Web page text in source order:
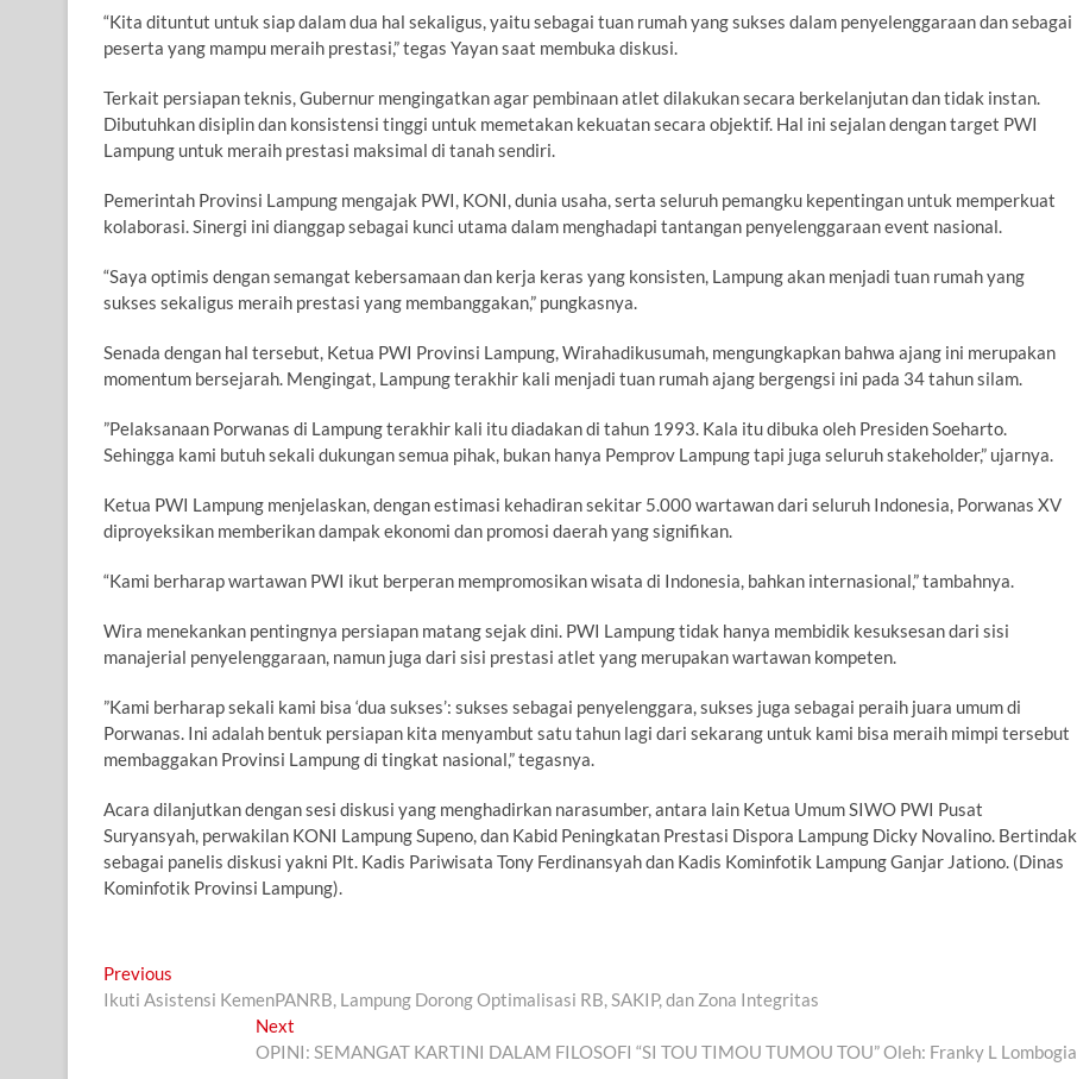
​“Kita dituntut untuk siap dalam dua hal sekaligus, yaitu sebagai tuan rumah yang sukses dalam penyelenggaraan dan sebagai
peserta yang mampu meraih prestasi,” tegas Yayan saat membuka diskusi.
Terkait persiapan teknis, Gubernur mengingatkan agar pembinaan atlet dilakukan secara berkelanjutan dan tidak instan.
Dibutuhkan disiplin dan konsistensi tinggi untuk memetakan kekuatan secara objektif. Hal ini sejalan dengan target PWI
Lampung untuk meraih prestasi maksimal di tanah sendiri.
Pemerintah Provinsi Lampung mengajak PWI, KONI, dunia usaha, serta seluruh pemangku kepentingan untuk memperkuat
kolaborasi. Sinergi ini dianggap sebagai kunci utama dalam menghadapi tantangan penyelenggaraan event nasional.
​“Saya optimis dengan semangat kebersamaan dan kerja keras yang konsisten, Lampung akan menjadi tuan rumah yang
sukses sekaligus meraih prestasi yang membanggakan,” pungkasnya.
​Senada dengan hal tersebut, Ketua PWI Provinsi Lampung, Wirahadikusumah, mengungkapkan bahwa ajang ini merupakan
momentum bersejarah. Mengingat, Lampung terakhir kali menjadi tuan rumah ajang bergengsi ini pada 34 tahun silam.
​”Pelaksanaan Porwanas di Lampung terakhir kali itu diadakan di tahun 1993. Kala itu dibuka oleh Presiden Soeharto.
Sehingga kami butuh sekali dukungan semua pihak, bukan hanya Pemprov Lampung tapi juga seluruh stakeholder,” ujarnya.
​Ketua PWI Lampung menjelaskan, dengan estimasi kehadiran sekitar 5.000 wartawan dari seluruh Indonesia, Porwanas XV
diproyeksikan memberikan dampak ekonomi dan promosi daerah yang signifikan.
“Kami berharap wartawan PWI ikut berperan mempromosikan wisata di Indonesia, bahkan internasional,” tambahnya.
Wira menekankan pentingnya persiapan matang sejak dini. PWI Lampung tidak hanya membidik kesuksesan dari sisi
manajerial penyelenggaraan, namun juga dari sisi prestasi atlet yang merupakan wartawan kompeten.
​”Kami berharap sekali kami bisa ‘dua sukses’: sukses sebagai penyelenggara, sukses juga sebagai peraih juara umum di
Porwanas. Ini adalah bentuk persiapan kita menyambut satu tahun lagi dari sekarang untuk kami bisa meraih mimpi tersebut
membaggakan Provinsi Lampung di tingkat nasional,” tegasnya.
​Acara dilanjutkan dengan sesi diskusi yang menghadirkan narasumber, antara lain Ketua Umum SIWO PWI Pusat
Suryansyah, perwakilan KONI Lampung Supeno, dan Kabid Peningkatan Prestasi Dispora Lampung Dicky Novalino. Bertindak
sebagai panelis diskusi yakni Plt. Kadis Pariwisata Tony Ferdinansyah dan Kadis Kominfotik Lampung Ganjar Jationo. (Dinas
Kominfotik Provinsi Lampung).
Navigasi
pos
Previous
post:
Ikuti Asistensi KemenPANRB, Lampung Dorong Optimalisasi RB, SAKIP, dan Zona Integritas
Next
post:
OPINI: SEMANGAT KARTINI DALAM FILOSOFI “SI TOU TIMOU TUMOU TOU” Oleh: Franky L Lombogia